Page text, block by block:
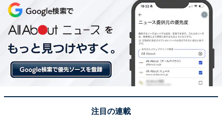
TP-Link WiFi ルーター WiFi7 無線ルーター 高速 BE7200
10Gポート 5764+1376Mbps MLO EasyMesh
HomeShield Archer BE450 【Amazon.co.jp限定】
注目の連載